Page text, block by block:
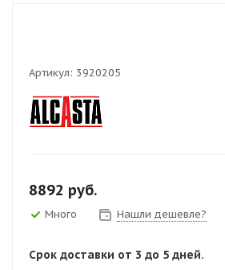
Артикул: 3920205
8892 руб.
Много Нашли дешевле?
Срок доставки от 3 до 5 дней.